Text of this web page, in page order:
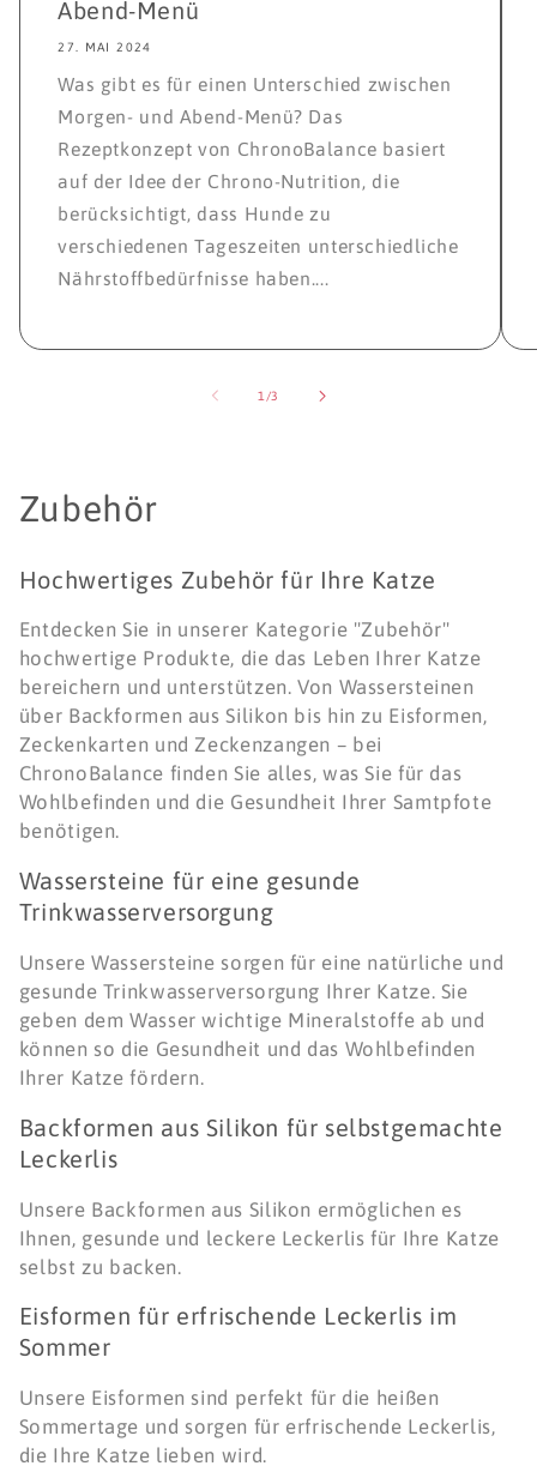
Abend-Menü
27. MAI 2024
Was gibt es für einen Unterschied zwischen
Morgen- und Abend-Menü? Das
Rezeptkonzept von ChronoBalance basiert
auf der Idee der Chrono-Nutrition, die
berücksichtigt, dass Hunde zu
verschiedenen Tageszeiten unterschiedliche
Nährstoffbedürfnisse haben....
1 /von
3
K
t
e
g
o
r
i
e
:
Zubehör
Hochwertiges Zubehör für Ihre Katze
Entdecken Sie in unserer Kategorie "Zubehör"
hochwertige Produkte, die das Leben Ihrer Katze
bereichern und unterstützen. Von Wassersteinen
über Backformen aus Silikon bis hin zu Eisformen,
Zeckenkarten und Zeckenzangen – bei
ChronoBalance finden Sie alles, was Sie für das
Wohlbefinden und die Gesundheit Ihrer Samtpfote
benötigen.
Wassersteine für eine gesunde
Trinkwasserversorgung
Unsere Wassersteine sorgen für eine natürliche und
gesunde Trinkwasserversorgung Ihrer Katze. Sie
geben dem Wasser wichtige Mineralstoffe ab und
können so die Gesundheit und das Wohlbefinden
Ihrer Katze fördern.
Backformen aus Silikon für selbstgemachte
Leckerlis
Unsere Backformen aus Silikon ermöglichen es
Ihnen, gesunde und leckere Leckerlis für Ihre Katze
selbst zu backen.
Eisformen für erfrischende Leckerlis im
Sommer
Unsere Eisformen sind perfekt für die heißen
Sommertage und sorgen für erfrischende Leckerlis,
die Ihre Katze lieben wird.